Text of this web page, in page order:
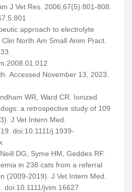
J Vet Res. 2006;67(5):801-808.
approach to electrolyte
North Am Small Anim Pract.
Accessed November 13, 2023.
WR, Ward CR. Ionized
a retrospective study of 109
J Vet Intern Med.
doi:10.1111/j.1939-
DG, Syme HM, Geddes RF.
in 238 cats from a referral
(2009-2019). J Vet Intern Med.
doi:10.1111/jvim.16627